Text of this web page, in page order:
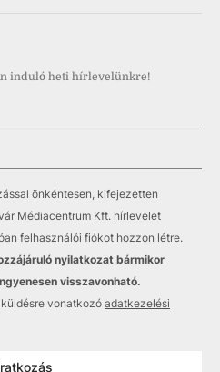
induló heti hírlevelünkre!
önkéntesen, kifejezetten
Médiacentrum Kft. hírlevelet
felhasználói fiókot hozzon létre.
nyilatkozat bármikor
visszavonható.
vonatkozó adatkezelési